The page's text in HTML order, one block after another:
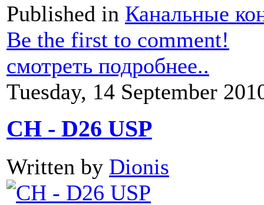
Published in Канальные
Be the first to comment!
смотреть подробнее..
Tuesday, 14 September
CH - D26 USP
Written by Dionis